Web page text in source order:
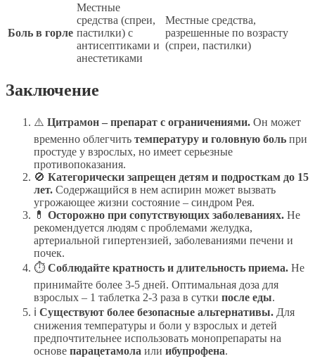
Боль в горле
Местные
средства (спреи,
пастилки) с
антисептиками и
анестетиками
Местные средства,
разрешенные по возрасту
(спреи, пастилки)
Заключение
⚠️ Цитрамон – препарат с ограничениями. Он может
временно облегчить температуру и головную боль при
простуде у взрослых, но имеет серьезные
противопоказания.
🚫 Категорически запрещен детям и подросткам до 15
лет. Содержащийся в нем аспирин может вызвать
угрожающее жизни состояние – синдром Рея.
💊 Осторожно при сопутствующих заболеваниях. Не
рекомендуется людям с проблемами желудка,
артериальной гипертензией, заболеваниями печени и
почек.
⏱ Соблюдайте кратность и длительность приема. Не
принимайте более 3-5 дней. Оптимальная доза для
взрослых – 1 таблетка 2-3 раза в сутки после еды.
ℹ Существуют более безопасные альтернативы. Для
снижения температуры и боли у взрослых и детей
предпочтительнее использовать монопрепараты на
основе парацетамола или ибупрофена.